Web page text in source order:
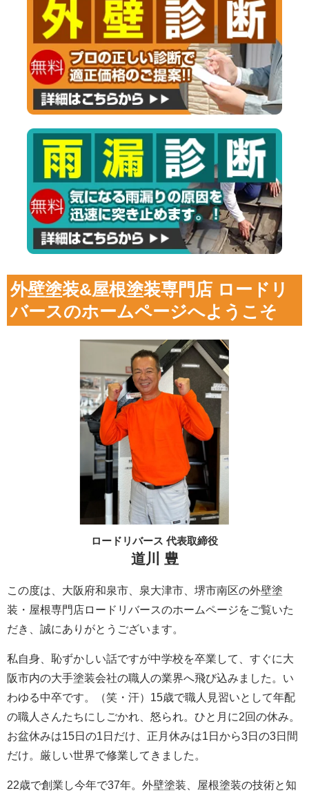
外壁塗装&屋根塗装専門店 ロードリ
バースのホームページへようこそ
ロードリバース 代表取締役
道川 豊
この度は、大阪府和泉市、泉大津市、堺市南区の外壁塗
装・屋根専門店ロードリバースのホームページをご覧いた
だき、誠にありがとうございます。
私自身、恥ずかしい話ですが中学校を卒業して、すぐに大
阪市内の大手塗装会社の職人の業界へ飛び込みました。い
わゆる中卒です。（笑・汗）15歳で職人見習いとして年配
の職人さんたちにしごかれ、怒られ。ひと月に2回の休み。
お盆休みは15日の1日だけ、正月休みは1日から3日の3日間
だけ。厳しい世界で修業してきました。
22歳で創業し今年で37年。外壁塗装、屋根塗装の技術と知